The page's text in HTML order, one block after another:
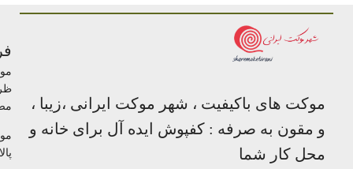
موکت های باکیفیت ، شهر موکت ایرانی ،زیبا ،
و مقون به صرفه : کفپوش ایده آل برای خانه و
محل کار شما